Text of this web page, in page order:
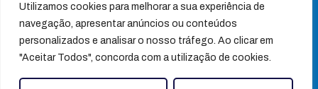
Utilizamos cookies para melhorar a sua experiência de
navegação, apresentar anúncios ou conteúdos
personalizados e analisar o nosso tráfego. Ao clicar em
"Aceitar Todos", concorda com a utilização de cookies.